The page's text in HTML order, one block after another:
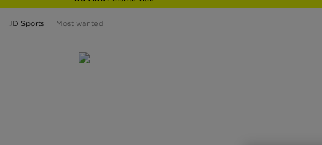
JD Sports Most wanted